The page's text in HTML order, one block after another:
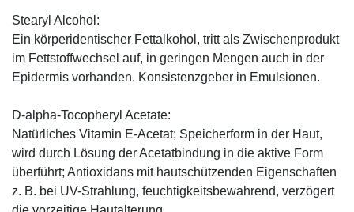
Stearyl Alcohol:
Ein körperidentischer Fettalkohol, tritt als Zwischenprodukt
im Fettstoffwechsel auf, in geringen Mengen auch in der
Epidermis vorhanden. Konsistenzgeber in Emulsionen.
D-alpha-Tocopheryl Acetate:
Natürliches Vitamin E-Acetat; Speicherform in der Haut,
wird durch Lösung der Acetatbindung in die aktive Form
überführt; Antioxidans mit hautschützenden Eigenschaften
z. B. bei UV-Strahlung, feuchtigkeitsbewahrend, verzögert